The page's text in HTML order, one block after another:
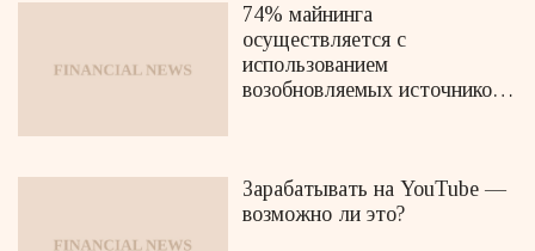
74% майнинга
осуществляется с
использованием
возобновляемых источников
Зарабатывать на YouTube —
возможно ли это?